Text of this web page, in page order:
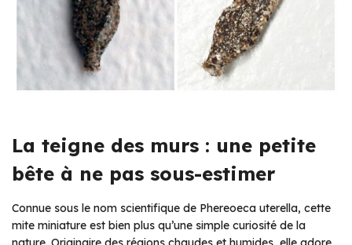
La teigne des murs : une petite
bête à ne pas sous-estimer
Connue sous le nom scientifique de Phereoeca uterella, cette
mite miniature est bien plus qu’une simple curiosité de la